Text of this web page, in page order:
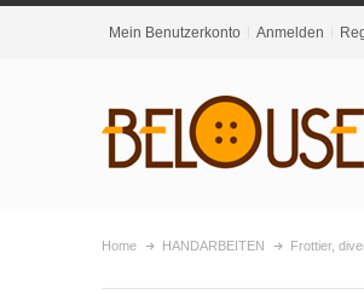
Mein Benutzerkonto Anmelden
Home HANDARBEITEN Frottier,